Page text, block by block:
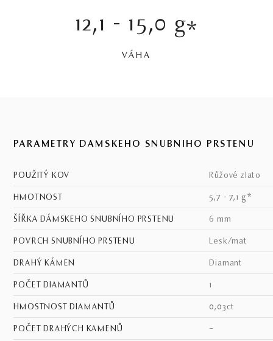
12,1 - 15,0 g*
VÁHA
PARAMETRY DÁMSKEHO SNUBNÍHO PRSTENU
POUŽITÝ KOV růžové zlato
HMOTNOST 5,7 - 7,1 g*
ŠÍŘKA DÁMSKEHO SNUBNÍHO PRSTENU 6 mm
POVRCH SNUBNÍHO PRSTENU lesk/mat
DRAHÝ KÁMEN Diamant
POČET DIAMANTŮ 1
HMOSTNOST DIAMANTŮ 0,03ct
POČET DRAHÝCH KAMENŮ –